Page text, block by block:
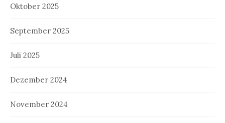
Oktober 2025
September 2025
Juli 2025
Dezember 2024
November 2024